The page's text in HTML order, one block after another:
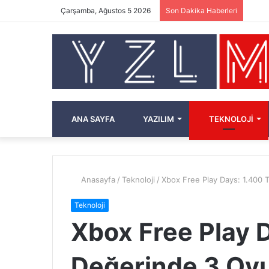
Çarşamba, Ağustos 5 2026 Son Dakika Haberleri
ANA SAYFA YAZILIM TEKNOLOJI
Anasayfa / Teknoloji / Xbox Free Play Days: 1.400
Teknoloji
Xbox Free Play